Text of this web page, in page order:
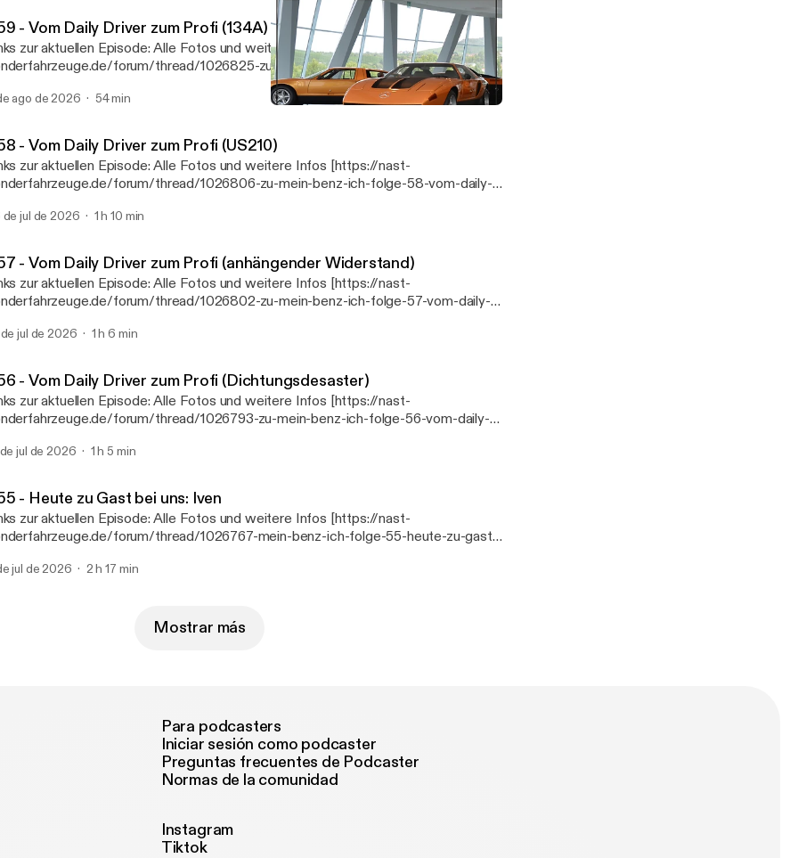
- Vom Daily Driver zum Profi (134A)
aktuellen Episode: Alle Fotos und weitere Infos [https://nast-
forum/thread/1026825-zu-mein-benz-ich-folge-59-vom-daily-
zum-profi-134a/] Unsere Podcast Webseite: www.meinbenzundich.de
www.meinbenzundich.de] Marcels Webseiten
]
ago de 2026 54 min
- Vom Daily Driver zum Profi (US210)
aktuellen Episode: Alle Fotos und weitere Infos [https://nast-
forum/thread/1026806-zu-mein-benz-ich-folge-58-vom-daily-
www.meinbenzundich.de] Marcels Webseiten
]
de jul de 2026 1 h 10 min
- Vom Daily Driver zum Profi (anhängender Widerstand)
aktuellen Episode: Alle Fotos und weitere Infos [https://nast-
forum/thread/1026802-zu-mein-benz-ich-folge-57-vom-daily-
[http://www.meinbenzundich.de] Marcels Webseiten
]
jul de 2026 1 h 6 min
- Vom Daily Driver zum Profi (Dichtungsdesaster)
aktuellen Episode: Alle Fotos und weitere Infos [https://nast-
forum/thread/1026793-zu-mein-benz-ich-folge-56-vom-daily-
[http://www.meinbenzundich.de] Marcels Webseiten
]
jul de 2026 1 h 5 min
- Heute zu Gast bei uns: Iven
aktuellen Episode: Alle Fotos und weitere Infos [https://nast-
forum/thread/1026767-mein-benz-ich-folge-55-heute-zu-gast-
www.meinbenzundich.de] Marcels Webseiten
jul de 2026 2 h 17 min
Mostrar más
Para podcasters
Iniciar sesión como podcaster
Preguntas frecuentes de Podcaster
Normas de la comunidad
Instagram
Tiktok